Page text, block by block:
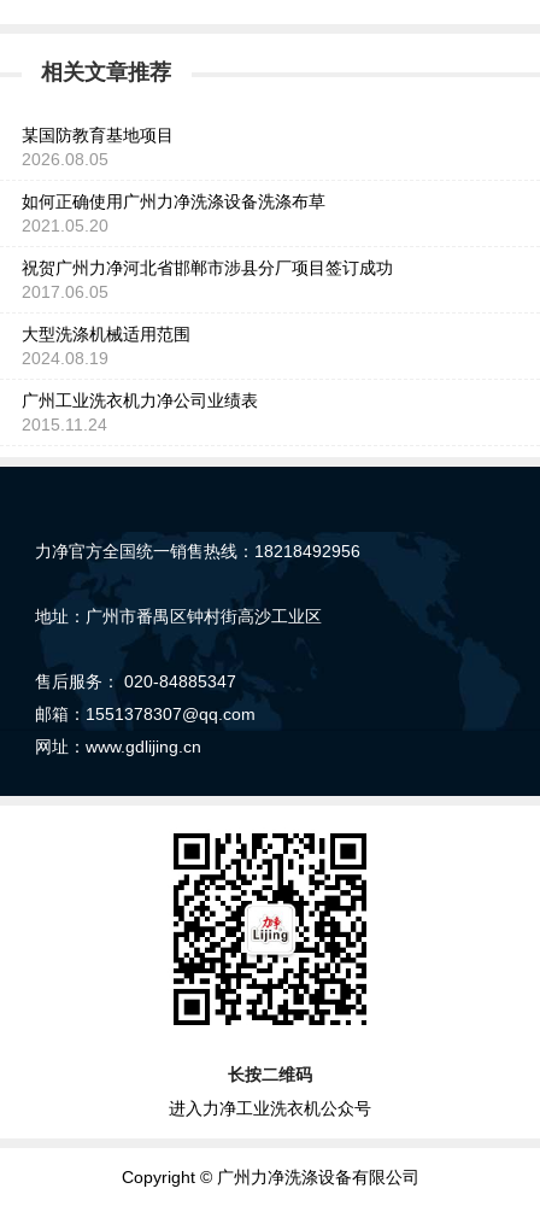
相关文章推荐
某国防教育基地项目
2026.08.05
如何正确使用广州力净洗涤设备洗涤布草
2021.05.20
祝贺广州力净河北省邯郸市涉县分厂项目签订成功
2017.06.05
大型洗涤机械适用范围
2024.08.19
广州工业洗衣机力净公司业绩表
2015.11.24
力净官方全国统一销售热线：18218492956
地址：广州市番禺区钟村街高沙工业区
售后服务： 020-84885347
邮箱：1551378307@qq.com
网址： www.gdlijing.cn
长按二维码
进入力净工业洗衣机公众号
Copyright © 广州力净洗涤设备有限公司